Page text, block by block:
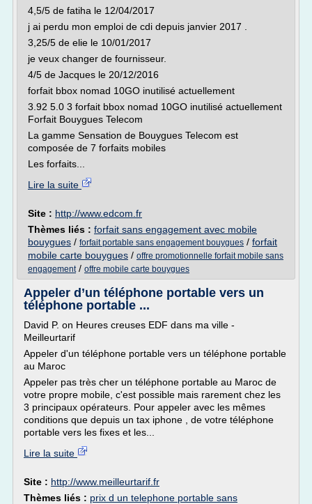
4,5/5 de fatiha le 12/04/2017
j ai perdu mon emploi de cdi depuis janvier 2017 .
3,25/5 de elie le 10/01/2017
je veux changer de fournisseur.
4/5 de Jacques le 20/12/2016
forfait bbox nomad 10GO inutilisé actuellement
3.92 5.0 3 forfait bbox nomad 10GO inutilisé actuellement
Forfait Bouygues Telecom
La gamme Sensation de Bouygues Telecom est
composée de 7 forfaits mobiles
Les forfaits...
Lire la suite
Site : http://www.edcom.fr
Thèmes liés : forfait sans engagement avec mobile
bouygues / forfait portable sans engagement bouygues / forfait
mobile carte bouygues / offre promotionnelle forfait mobile sans
engagement/ offre mobile carte bouygues
Appeler d’un téléphone portable vers un
téléphone portable ...
David P. on Heures creuses EDF dans ma ville -
Meilleurtarif
Appeler d'un téléphone portable vers un téléphone portable
au Maroc
Appeler pas très cher un téléphone portable au Maroc de
votre propre mobile, c'est possible mais rarement chez les
3 principaux opérateurs. Pour appeler avec les mêmes
conditions que depuis un tax iphone , de votre téléphone
portable vers les fixes et les...
Lire la suite
Site : http://www.meilleurtarif.fr
Thèmes liés : prix d un telephone portable sans